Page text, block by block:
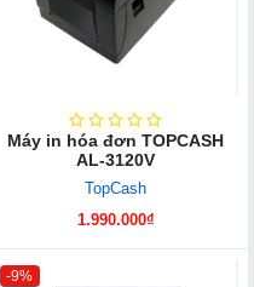
Máy in hóa đơn TOPCASH
AL-3120V
TopCash
1.990.000₫
-9%